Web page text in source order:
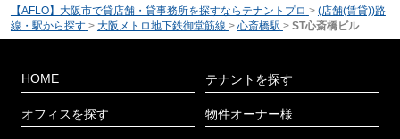
【AFLO】大阪市で貸店舗・貸事務所を探すならテナントプロ > (店舗(賃貸))路
線・駅から探す > 大阪メトロ地下鉄御堂筋線 > 心斎橋駅 > ST心斎橋ビル
HOME
オフィスを探す
テナントを探す
物件オーナー様